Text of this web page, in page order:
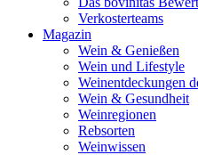
Verkosterteams
Magazin
Wein & Genießen
Wein und Lifestyle
Weinentdeckungen
Wein & Gesundheit
Weinregionen
Rebsorten
Weinwissen